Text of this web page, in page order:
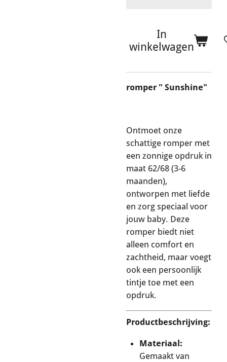
In
winkelwagen
romper " Sunshine"
Ontmoet onze
schattige romper met
een zonnige opdruk in
maat 62/68 (3-6
maanden),
ontworpen met liefde
en zorg speciaal voor
jouw baby. Deze
romper biedt niet
alleen comfort en
zachtheid, maar voegt
ook een persoonlijk
tintje toe met een
opdruk.
Productbeschrijving:
Materiaal:
Gemaakt van